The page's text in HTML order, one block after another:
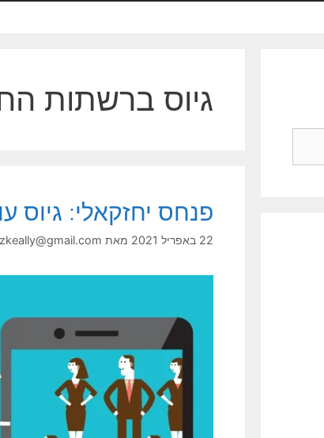
גיוס ברשתות
פנחס יחזקאלי: גיוס
22 באפריל 2021 מאת